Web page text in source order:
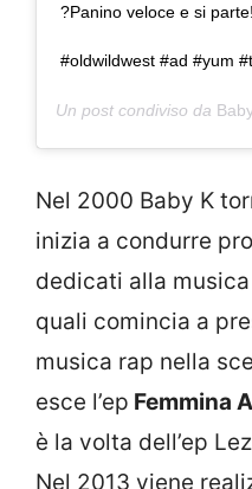
?Panino veloce e si
#oldwildwest #ad #yum
Un post condiviso da
Nel 2000 Baby K
inizia a condurre
dedicati alla
quali comincia a
musica rap nella
esce l’ep Femmina
è la volta dell’ep
Nel 2013 viene